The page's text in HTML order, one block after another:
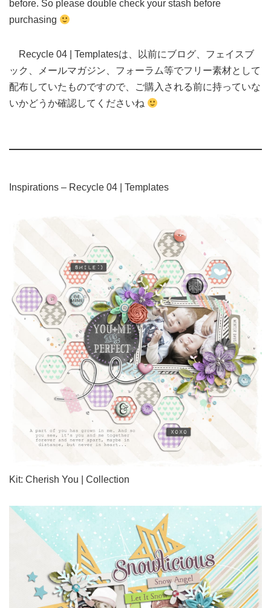
before. So please double check your stash before
purchasing
Recycle 04 | Templatesは、以前にブログ、フェイスブ
ック、メールマガジン、フォーラム等でフリー素材として
配布していたものですので、ご購入される前に持っていな
いかどうか確認してくださいね
Inspirations – Recycle 04 | Templates
Kit: Cherish You | Collection